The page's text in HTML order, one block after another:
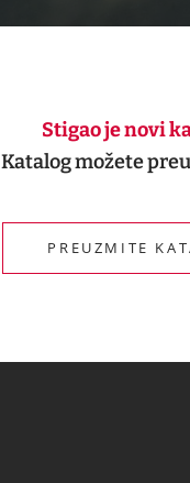
Stigao je novi
Katalog možete
PREUZMITE